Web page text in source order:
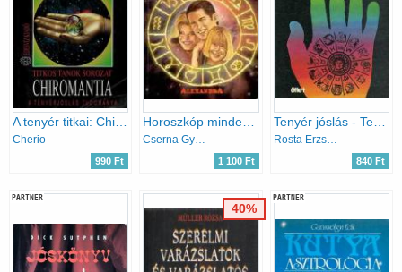
A tenyér titkai: Chiromantia
Cherio
990 Ft
Horoszkóp mindenkinek
Cserna György (szerk.)
1 100 Ft
Tenyér jóslás - Tenyerünkben a jövő?
Rosta Erzsébet; Joshi Bharat
840 Ft
PARTNER
40%
PARTNER